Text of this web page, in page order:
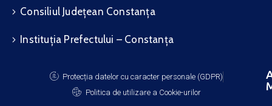
Consiliul Județean Constanța
Instituția Prefectului – Constanța
Protecția datelor cu caracter personale (GDPR)
Politica de utilizare a Cookie-urilor